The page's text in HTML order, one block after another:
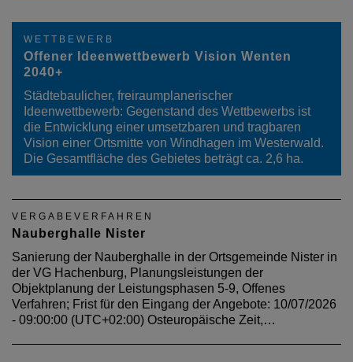
WETTBEWERB
Offener Ideenwettbewerb Vision Wenten
2040+
Städtebaulicher, freiraumplanerischer
Ideenwettbewerb: Gegenstand des Wettbewerbs ist
die Entwicklung einer umsetzbaren und tragbaren
Vision einer Ortsmitte von Windhagen im Westerwald.
Die Gesamtfläche des Gebietes beträgt ca. 2,6 ha.
VERGABEVERFAHREN
Nauberghalle Nister
Sanierung der Nauberghalle in der Ortsgemeinde Nister in
der VG Hachenburg, Planungsleistungen der
Objektplanung der Leistungsphasen 5-9, Offenes
Verfahren; Frist für den Eingang der Angebote: 10/07/2026
- 09:00:00 (UTC+02:00) Osteuropäische Zeit,…